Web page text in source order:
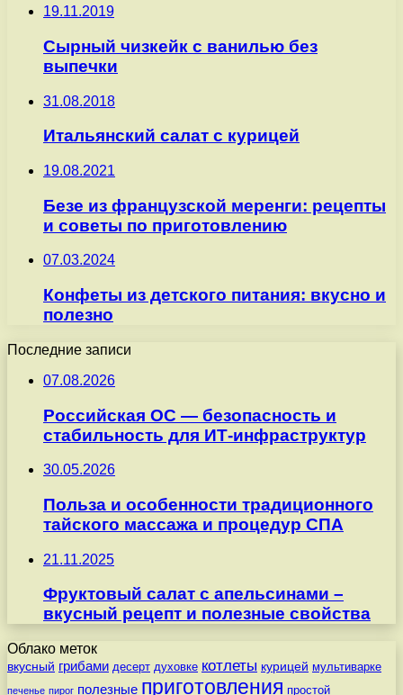
19.11.2019
Сырный чизкейк с ванилью без
выпечки
31.08.2018
Итальянский салат с курицей
19.08.2021
Безе из французской меренги: рецепты
и советы по приготовлению
07.03.2024
Конфеты из детского питания: вкусно и
полезно
Последние записи
07.08.2026
Российская ОС — безопасность и
стабильность для ИТ-инфраструктур
30.05.2026
Польза и особенности традиционного
тайского массажа и процедур СПА
21.11.2025
Фруктовый салат с апельсинами –
вкусный рецепт и полезные свойства
Облако меток
вкусный грибами десерт духовке котлеты курицей мультиварке
печенье пирог полезные приготовления простой